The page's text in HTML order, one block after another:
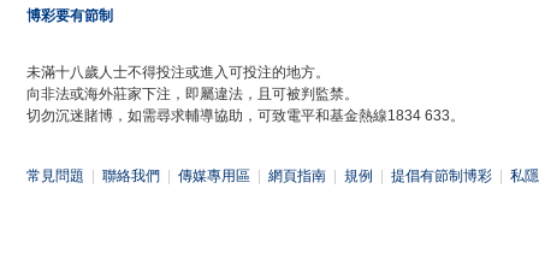
博彩要有節制
未滿十八歲人士不得投注或進入可投注的地方。
向非法或海外莊家下注，即屬違法，且可被判監禁。
切勿沉迷賭博，如需尋求輔導協助，可致電平和基金熱線1834 633。
常見問題 聯絡我們 傳媒專用區 網頁指南 規例 提倡有節制博彩 私